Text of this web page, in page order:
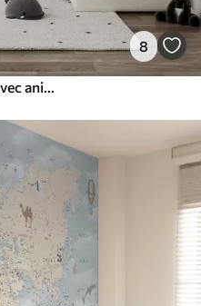
8